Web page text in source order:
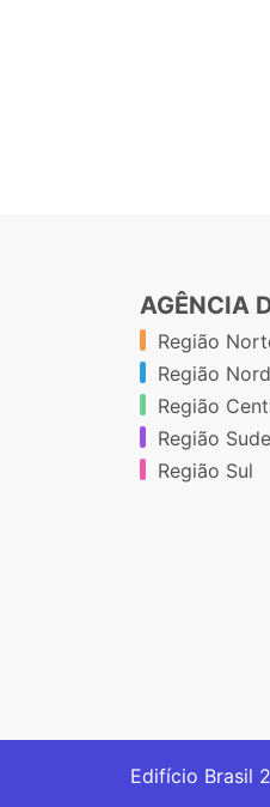
AGÊNCIA
Região
Região
Região
Região
Região Sul
Edifício Brasil